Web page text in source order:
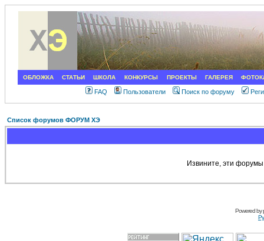
ОБЛОЖКА СТАТЬИ ШКОЛА КОНКУРСЫ ПРОЕКТЫ ГАЛЕРЕЯ
FAQ Пользователи Поиск по форуму
Список форумов ФОРУМ ХЭ
Извините, эти
Powered by